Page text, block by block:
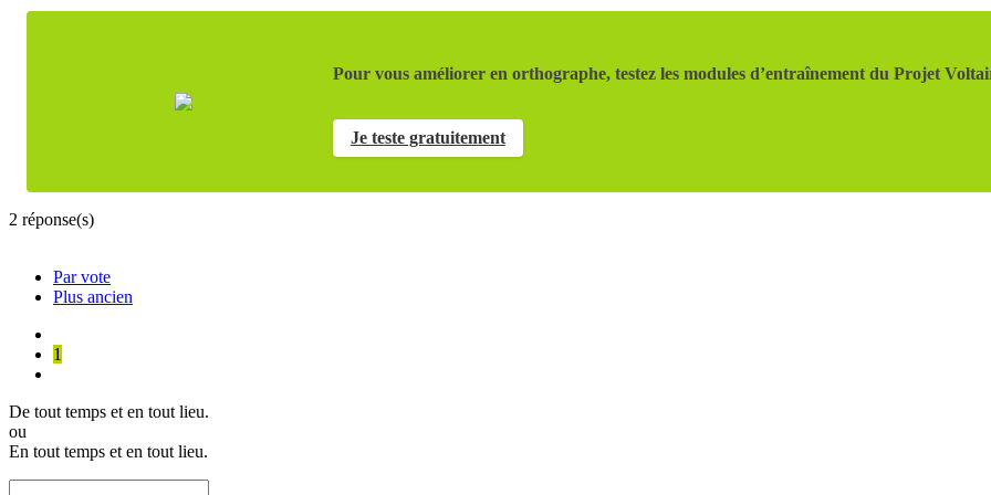
Pour vous améliorer en orthographe, testez les modules d’entraînement du Projet
Je teste gratuitement
2 réponse(s)
Par vote
Plus ancien
1
De tout temps et en tout lieu.
ou
En tout temps et en tout lieu.